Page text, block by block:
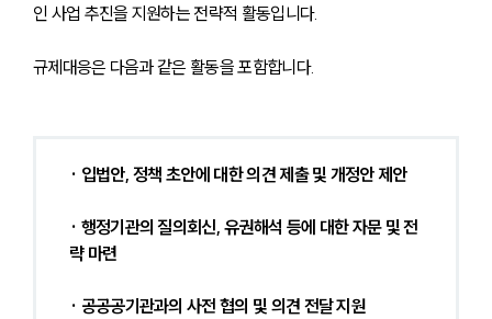
인 사업 추진을 지원하는 전략적 활동입니다.
규제대응은 다음과 같은 활동을 포함합니다.
· 입법안, 정책 초안에 대한 의견 제출 및 개정안 제안
· 행정기관의 질의회신, 유권해석 등에 대한 자문 및 전
략 마련
· 공공공기관과의 사전 협의 및 의견 전달 지원